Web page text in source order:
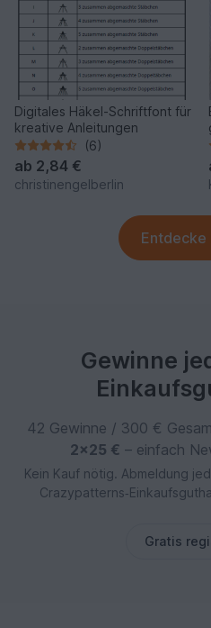
Digitales Häkel-Schriftfont für
kreative Anleitungen
(6)
ab 2,84 €
christinengelberlin
Entdecke
Gewinne
42 Gewinne / 300 €
2×25 € – einfach
Kein Kauf nötig. Abmeldung
Gratis